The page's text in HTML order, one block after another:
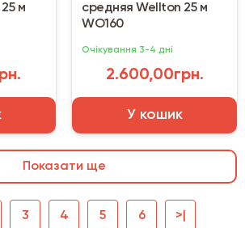
м
средняя Wellton 25 м
WО160
Очікування 3-4 дні
2.600,00грн.
У кошик
Показати ще
3 4 5 6 >|